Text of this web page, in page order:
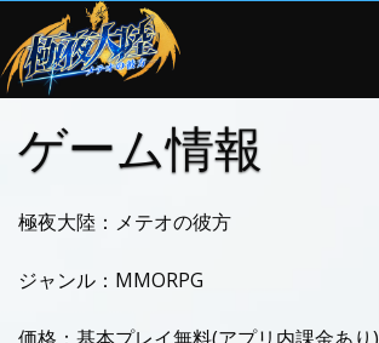
ゲーム情報
極夜大陸：メテオの彼方
ジャンル：MMORPG